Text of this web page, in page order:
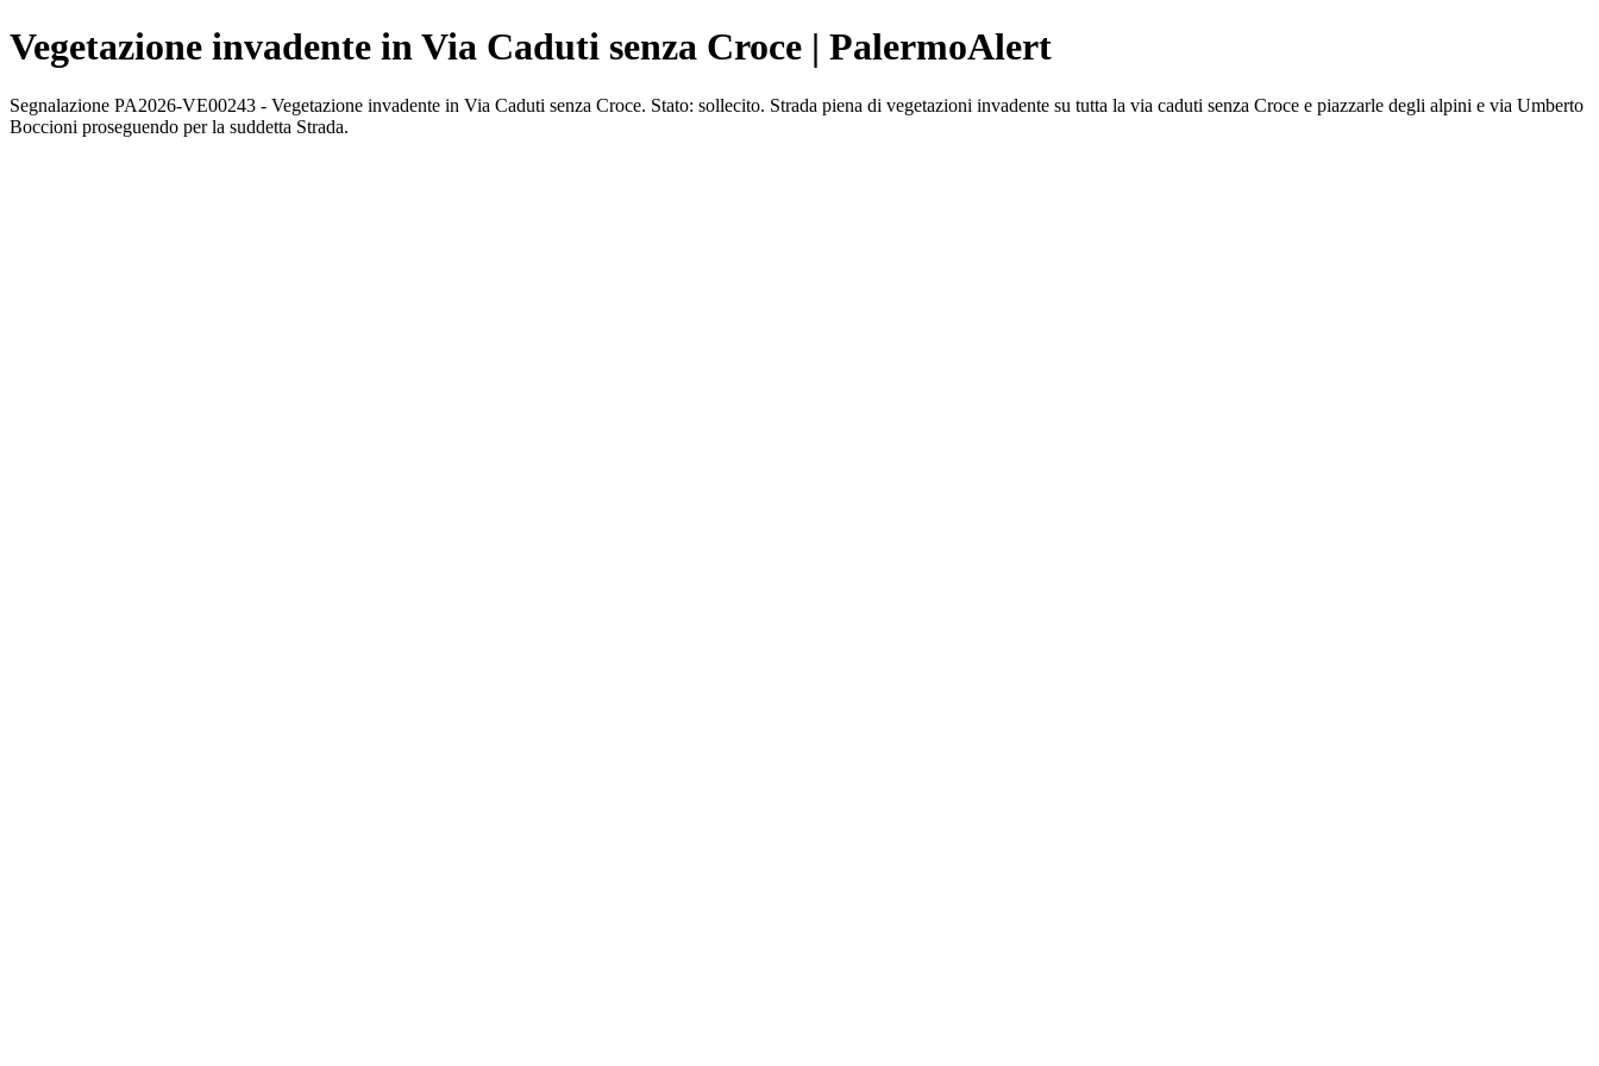
Vegetazione invadente in Via Caduti senza Croce | PalermoAlert
Segnalazione PA2026-VE00243 - Vegetazione invadente in Via Caduti senza Croce. Stato: sollecito. Strada piena di vegetazioni invadente su tutta la via caduti senza Croce e piazzarle degli alpini e via Umberto
Boccioni proseguendo per la suddetta Strada.